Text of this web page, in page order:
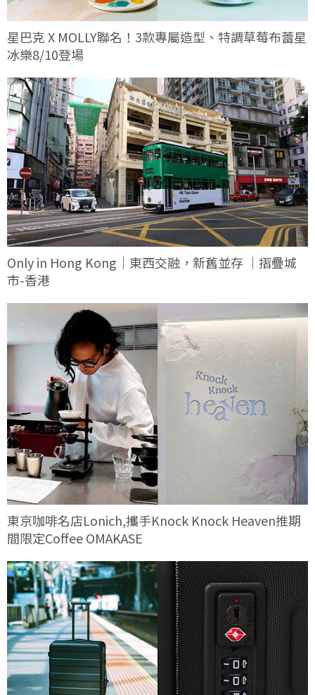
星巴克 X MOLLY聯名！3款專屬造型、特調草莓布蕾星
冰樂8/10登場
Only in Hong Kong｜東西交融，新舊並存 ｜摺疊城
市-香港
東京咖啡名店Lonich,攜手Knock Knock Heaven推期
間限定Coffee OMAKASE